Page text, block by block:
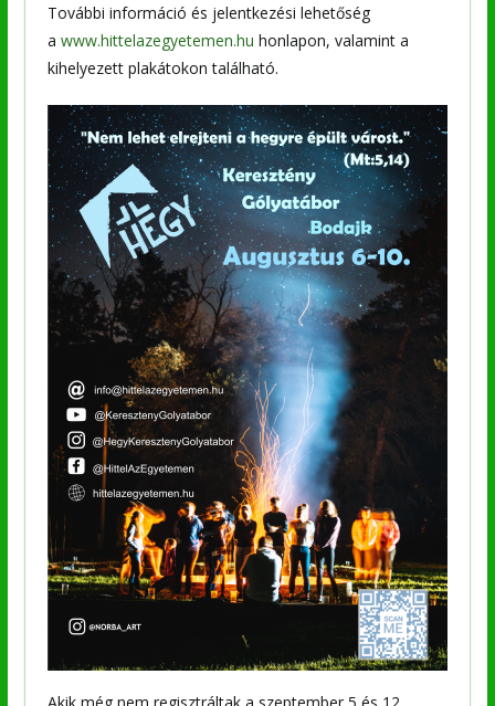
További információ és jelentkezési lehetőség
a www.hittelazegyetemen.hu honlapon, valamint a
kihelyezett plakátokon található.